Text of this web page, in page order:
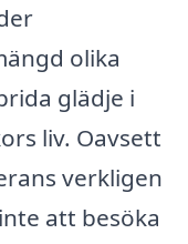
olika
glädje i
liv. Oavsett
verkligen
att besöka